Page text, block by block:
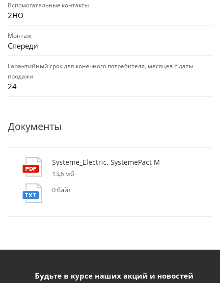
Вспомогательные контакты
2НО
Монтаж
Спереди
Гарантийный срок для конечного потребителя, месяцев с даты
продажи
24
Документы
Systeme_Electric. SystemePact M
13,6 мб
0 байт
Будьте в курсе наших акций и новостей